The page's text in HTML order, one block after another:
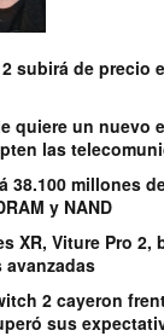
subirá de precio
quiere un nuevo
las
38.100 millones
y NAND
XR, Viture Pro 2,
2 cayeron
sus